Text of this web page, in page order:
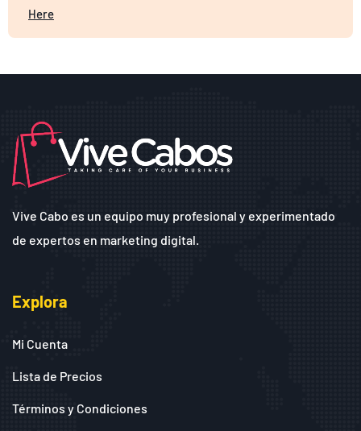
Here
Vive Cabo es un equipo muy profesional y experimentado
de expertos en marketing digital.
Explora
Mi Cuenta
Lista de Precios
Términos y Condiciones